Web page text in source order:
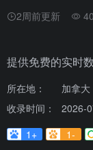
2周前更新 40
提供免费的实时
所在地：
加拿大
收录时间：
2026-
1+
1-